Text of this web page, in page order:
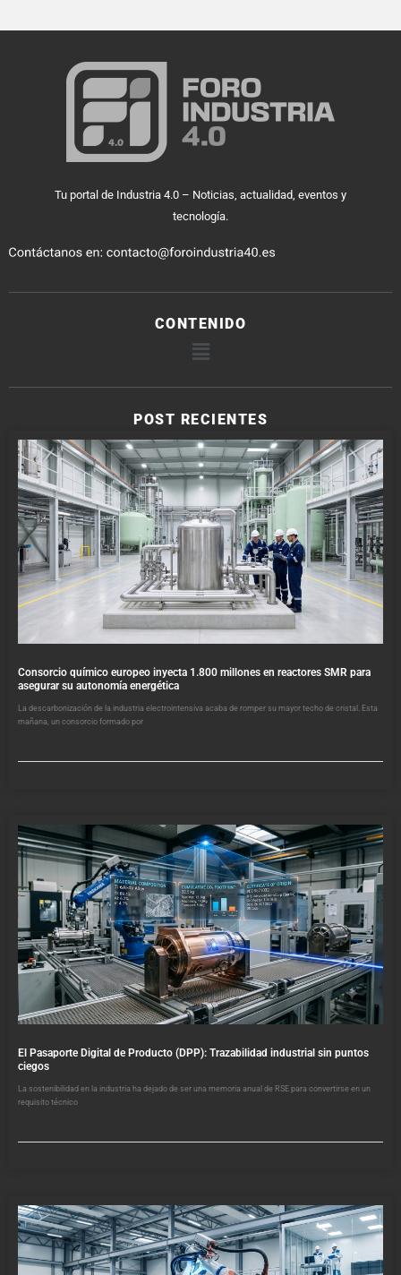
Tu portal de Industria 4.0 – Noticias, actualidad, eventos y
tecnología.
CONTENIDO
POST RECIENTES
Consorcio químico europeo inyecta 1.800 millones en reactores SMR para
asegurar su autonomía energética
La descarbonización de la industria electrointensiva acaba de romper su mayor techo de cristal. Esta
mañana, un consorcio formado por
El Pasaporte Digital de Producto (DPP): Trazabilidad industrial sin puntos
ciegos
La sostenibilidad en la industria ha dejado de ser una memoria anual de RSE para convertirse en un
requisito técnico